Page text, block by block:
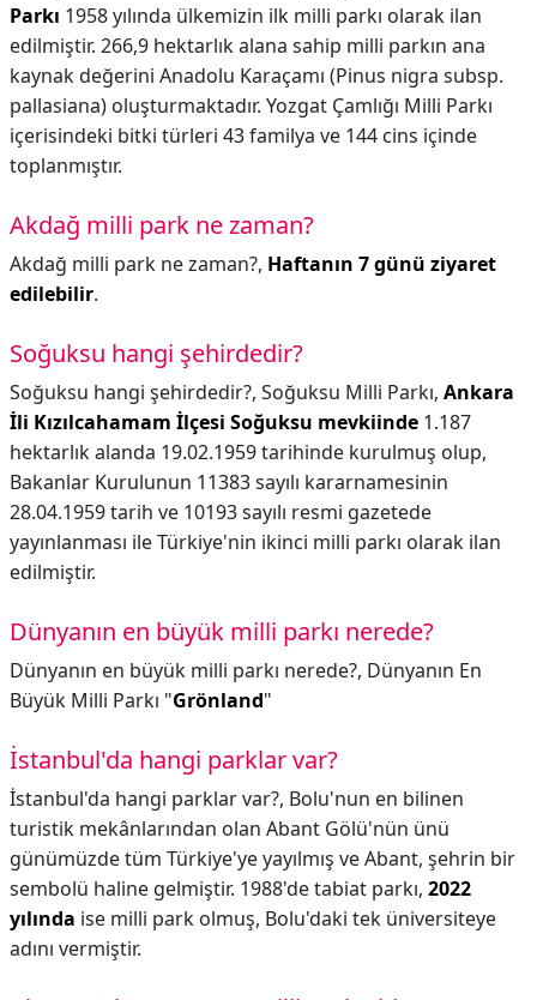
Parkı 1958 yılında ülkemizin ilk milli parkı olarak ilan
edilmiştir. 266,9 hektarlık alana sahip milli parkın ana
kaynak değerini Anadolu Karaçamı (Pinus nigra subsp.
pallasiana) oluşturmaktadır. Yozgat Çamlığı Milli Parkı
içerisindeki bitki türleri 43 familya ve 144 cins içinde
toplanmıştır.
Akdağ milli park ne zaman?
Akdağ milli park ne zaman?, Haftanın 7 günü ziyaret
edilebilir.
Soğuksu hangi şehirdedir?
Soğuksu hangi şehirdedir?, Soğuksu Milli Parkı, Ankara
İli Kızılcahamam İlçesi Soğuksu mevkiinde 1.187
hektarlık alanda 19.02.1959 tarihinde kurulmuş olup,
Bakanlar Kurulunun 11383 sayılı kararnamesinin
28.04.1959 tarih ve 10193 sayılı resmi gazetede
yayınlanması ile Türkiye'nin ikinci milli parkı olarak ilan
edilmiştir.
Dünyanın en büyük milli parkı nerede?
Dünyanın en büyük milli parkı nerede?, Dünyanın En
Büyük Milli Parkı "Grönland"
İstanbul'da hangi parklar var?
İstanbul'da hangi parklar var?, Bolu'nun en bilinen
turistik mekânlarından olan Abant Gölü'nün ünü
günümüzde tüm Türkiye'ye yayılmış ve Abant, şehrin bir
sembolü haline gelmiştir. 1988'de tabiat parkı, 2022
yılında ise milli park olmuş, Bolu'daki tek üniversiteye
adını vermiştir.